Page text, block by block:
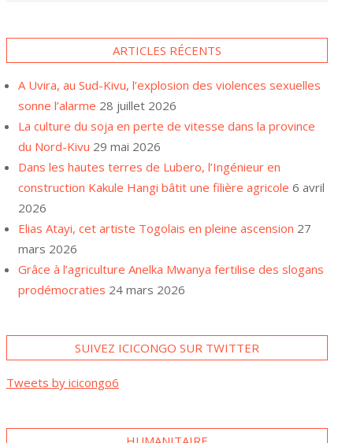
ARTICLES RÉCENTS
A Uvira, au Sud-Kivu, l’explosion des violences sexuelles
sonne l’alarme 28 juillet 2026
La culture du soja en perte de vitesse dans la province
du Nord-Kivu 29 mai 2026
Dans les hautes terres de Lubero, l’Ingénieur en
construction Kakule Hangi bâtit une filière agricole 6 avril
2026
Elias Atayi, cet artiste Togolais en pleine ascension 27
mars 2026
Grâce à l’agriculture Anelka Mwanya fertilise des slogans
prodémocraties 24 mars 2026
SUIVEZ ICICONGO SUR TWITTER
Tweets by icicongo6